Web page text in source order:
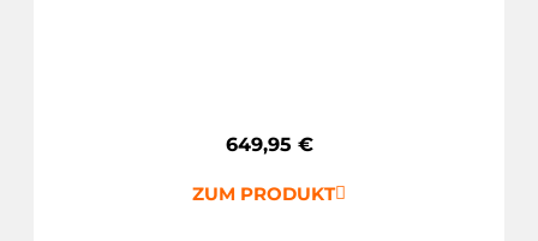
649,95 €
ZUM PRODUKT